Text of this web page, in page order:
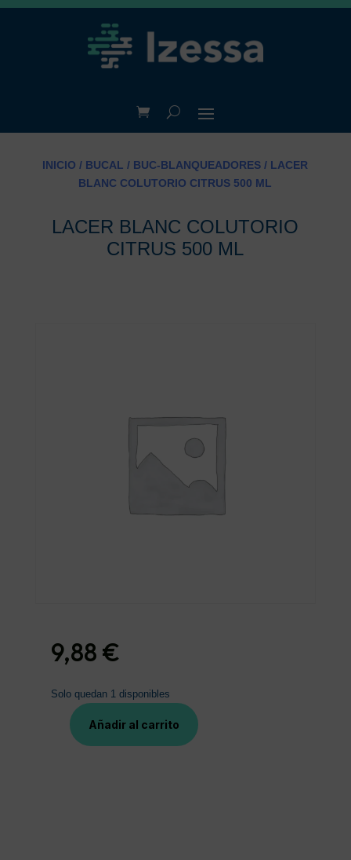
INICIO / BUCAL / BUC-BLANQUEADORES / LACER
BLANC COLUTORIO CITRUS 500 ML
LACER BLANC COLUTORIO
CITRUS 500 ML
9,88 €
Solo quedan 1 disponibles
LACER
Añadir al carrito